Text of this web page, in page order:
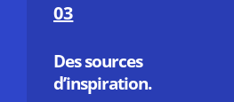
03
Des sources
d’inspiration.